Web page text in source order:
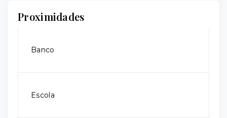
Proximidades
Banco
Escola